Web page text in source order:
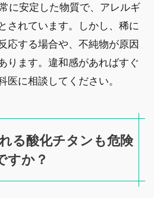
に安定した物質で、アレルギ
されています。しかし、稀に
応する場合や、不純物が原因
ります。違和感があればすぐ
医に相談してください。
る酸化チタンも危険
すか？